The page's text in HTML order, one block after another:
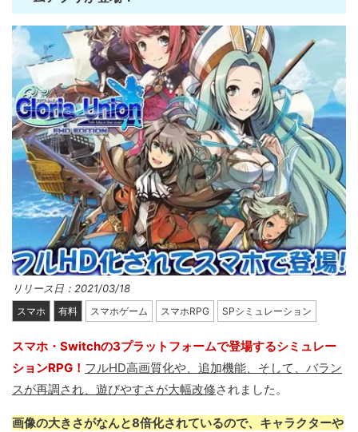
リリース日：2021/03/18
スマホ 有料 スマホゲーム スマホRPG SPシミュレーション
スマホ・Switchの3プラットフォームで登場するシミュレー
ションRPG！ フルHD高画質化や、追加機能、そして、バラン
スが再調され、遊びやすさが大幅改修されました。
画像の大きさがなんと8倍化されているので、キャラクターや